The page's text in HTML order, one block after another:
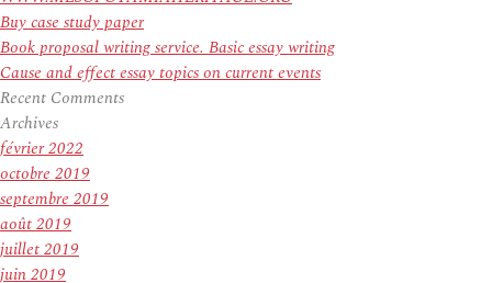
Buy case study paper
Book proposal writing service. Basic essay writing
Cause and effect essay topics on current events
Recent Comments
Archives
février 2022
octobre 2019
septembre 2019
août 2019
juillet 2019
juin 2019